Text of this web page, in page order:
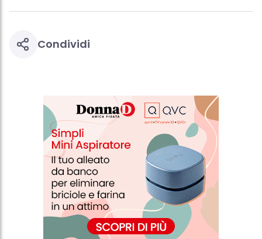
Condividi